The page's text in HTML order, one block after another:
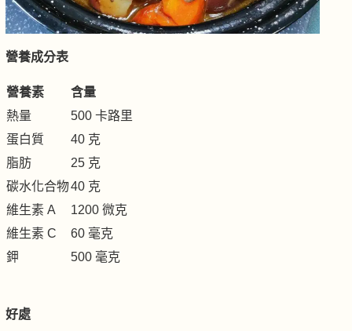
營養成分表
營養素
含量
熱量
500 卡路里
蛋白質
40 克
脂肪
25 克
碳水化合物40 克
維生素 A
1200 微克
維生素 C
60 毫克
鉀
500 毫克
好處